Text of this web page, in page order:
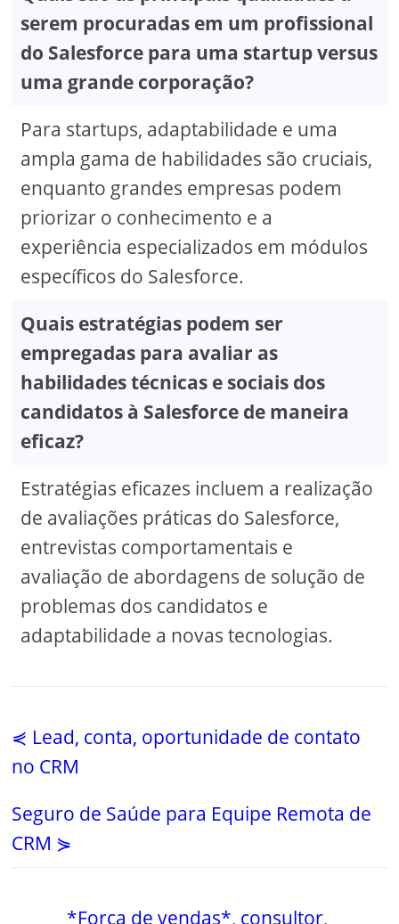
serem procuradas em um profissional
do Salesforce para uma startup versus
uma grande corporação?
Para startups, adaptabilidade e uma
ampla gama de habilidades são cruciais,
enquanto grandes empresas podem
priorizar o conhecimento e a
experiência especializados em módulos
específicos do Salesforce.
Quais estratégias podem ser
empregadas para avaliar as
habilidades técnicas e sociais dos
candidatos à Salesforce de maneira
eficaz?
Estratégias eficazes incluem a realização
de avaliações práticas do Salesforce,
entrevistas comportamentais e
avaliação de abordagens de solução de
problemas dos candidatos e
adaptabilidade a novas tecnologias.
⋞ Lead, conta, oportunidade de contato
no CRM
Seguro de Saúde para Equipe Remota de
CRM ⋟
*Força de vendas*, consultor,